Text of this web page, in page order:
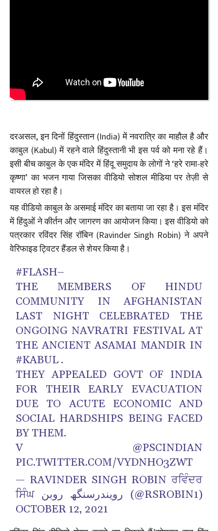
दरअसल, इन दिनों हिंदुस्तान (India) में नवरात्रि का माहौल है और
काबुल (Kabul) में रहने वाले हिंदुस्तानी भी इस पर्व को मना रहे हैं।
इसी बीच काबुल के एक मंदिर में हिंदू समुदाय के लोगों ने ‘हरे रामा-हरे
कृष्णा’ का भजन गाया जिसका वीडियो सोशल मीडिया पर तेज़ी से
वायरल हो रहा है।
यह वीडियो काबुल के असमाई मंदिर का बताया जा रहा है। इस मंदिर
में हिंदुओं ने कीर्तन और जागरण का आयोजन किया। इस वीडियो को
पत्रकार रविंदर सिंह रॉबिन (Ravinder Singh Robin) ने अपने
वेरिफाइड ट्विटर हैंडल से शेयर किया है।
#FLASH–
THE MEMBERS OF HINDU
COMMUNITY IN AFGHANISTAN
LAST NIGHT CELEBRATED THE
ONGOING NAVRATRI FESTIVAL AT
THE ANCIENT ASAMAI MANDIR IN
#KABUL .
THEY APPEALED GOVT OF INDIA
FOR THEIR EARLY EVACUATION
DUE TO ACUTE ECONOMIC AND
SOCIAL HARDSHIPS BEING FACED
BY THEM.
V @PSCINDIAN
PIC.TWITTER.COM/VYDNHO3ZWT
— RAVINDER SINGH ROBIN ਰਵਿੰਦਰ
ਸਿੰਘ رویندرسنگھ روبن (@RSROBIN1)
OCTOBER 12, 2021